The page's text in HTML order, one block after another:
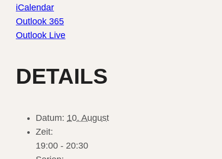
iCalendar
Outlook 365
Outlook Live
DETAILS
Datum: 10. August
Zeit:
19:00 - 20:30